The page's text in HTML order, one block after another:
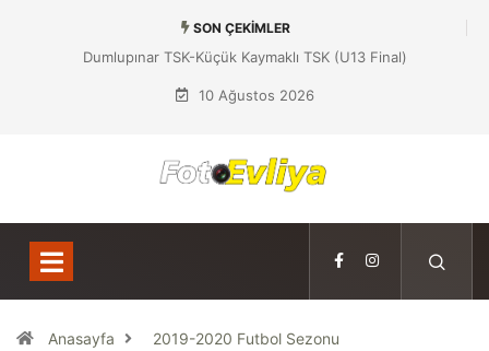
SON ÇEKIMLER
TSK (U13 Final)
Dumlupınar TSK-Yeniboğaziçi DSK (U13 Yarı
Final)
10 Ağustos 2026
Anasayfa
2019-2020 Futbol Sezonu